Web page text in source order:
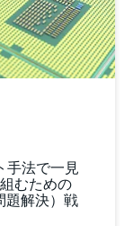
手法で一見
むための
題解決）戦